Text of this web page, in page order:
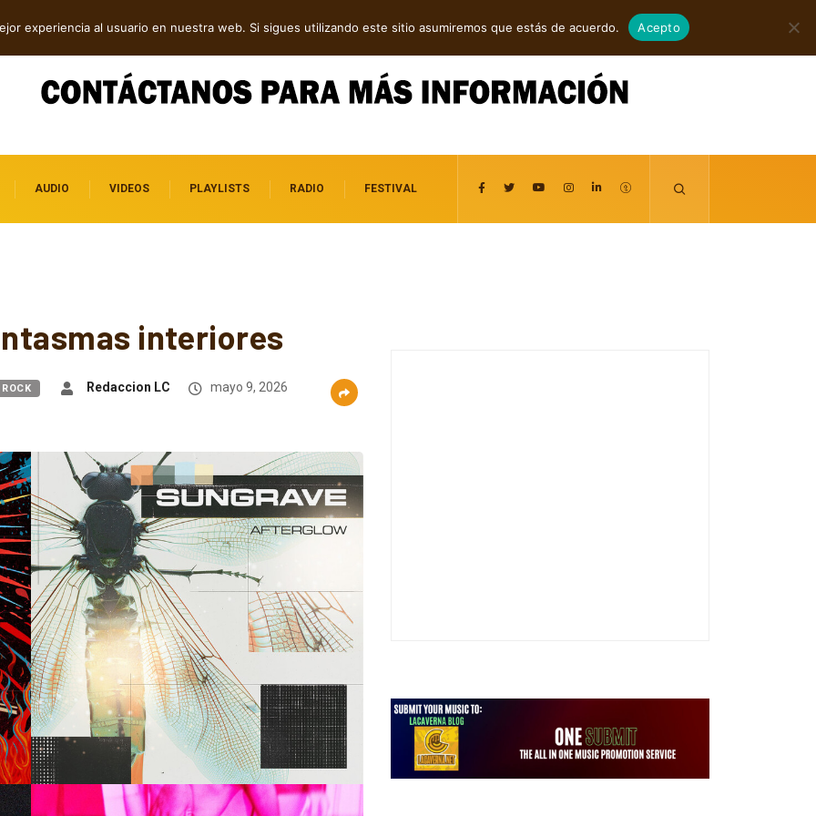
agosto 6, 2026
AUDIO VIDEOS PLAYLISTS RADIO FESTIVAL
interiores
ROCK Redaccion LC mayo 9, 2026
experiencia al usuario en nuestra web. Si sigues utilizando este sitio asumiremos que estás de acuerdo. Acepto